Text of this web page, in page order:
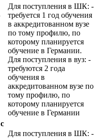
Для поступления в ШК: -
требуется 1 год обучения
в аккредитованном вузе
по тому профилю, по
которому планируется
обучение в Германии.
Для поступления в вуз: -
требуются 2 года
обучения в
аккредитованном вузе по
тому профилю, по
которому планируется
обучение в Германии
с
Для поступления в ШК: -